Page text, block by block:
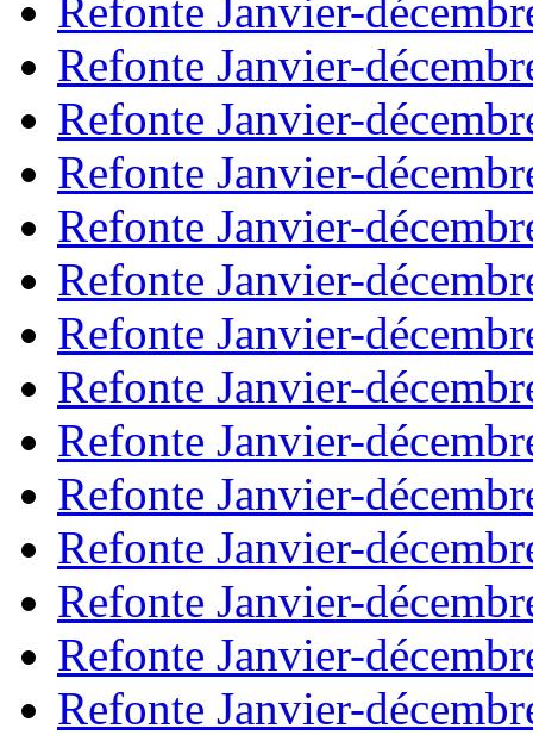
Refonte Janvier-
Refonte Janvier-
Refonte Janvier-
Refonte Janvier-
Refonte Janvier-
Refonte Janvier-
Refonte Janvier-
Refonte Janvier-
Refonte Janvier-
Refonte Janvier-
Refonte Janvier-
Refonte Janvier-
Refonte Janvier-
Refonte Janvier-